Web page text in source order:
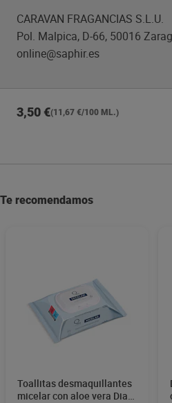
CARAVAN FRAGANCIAS S.L.U.
Pol. Malpica, D-66, 50016
online@saphir.es
3,50 €(11,67 €/100 ML.)
Te recomendamos
Toallitas desmaquillantes
micelar con aloe vera Dia